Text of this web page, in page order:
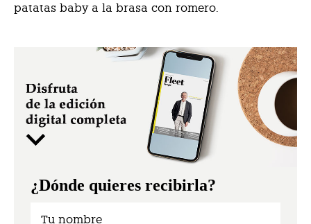
patatas baby a la brasa con romero.
¿Dónde quieres recibirla?